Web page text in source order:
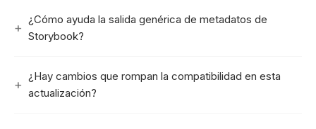
¿Cómo ayuda la salida genérica de metadatos de
Storybook?
¿Hay cambios que rompan la compatibilidad en esta
actualización?